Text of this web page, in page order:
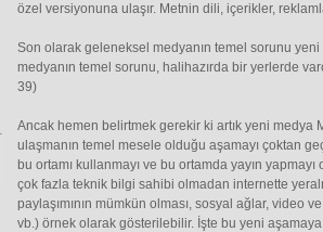
özel versiyonuna ulaşır. Metnin dili, içerikler,
Son olarak geleneksel medyanın temel sorunu
medyanın temel sorunu, halihazırda bir yerlerde
39)
Ancak hemen belirtmek gerekir ki artık yeni
ulaşmanın temel mesele olduğu aşamayı çoktan
bu ortamı kullanmayı ve bu ortamda yayın
çok fazla teknik bilgi sahibi olmadan internette
paylaşımının mümkün olması, sosyal ağlar, video
vb.) örnek olarak gösterilebilir. İşte bu yeni